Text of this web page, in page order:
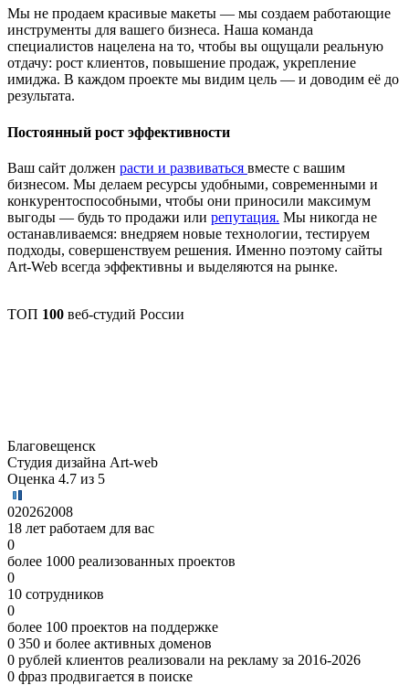
Мы не продаем красивые макеты — мы создаем работающие
инструменты для вашего бизнеса. Наша команда
специалистов нацелена на то, чтобы вы ощущали реальную
отдачу: рост клиентов, повышение продаж, укрепление
имиджа. В каждом проекте мы видим цель — и доводим её до
результата.
Постоянный рост эффективности
Ваш сайт должен расти и развиваться вместе с вашим
бизнесом. Мы делаем ресурсы удобными, современными и
конкурентоспособными, чтобы они приносили максимум
выгоды — будь то продажи или репутация. Мы никогда не
останавливаемся: внедряем новые технологии, тестируем
подходы, совершенствуем решения. Именно поэтому сайты
Art-Web всегда эффективны и выделяются на рынке.
ТОП 100 веб-студий России
Благовещенск
Студия дизайна Art-web
Оценка 4.7 из 5
020262008
18 лет работаем для вас
0
более 1000 реализованных проектов
0
10 сотрудников
0
более 100 проектов на поддержке
0 350 и более активных доменов
0 рублей клиентов реализовали на рекламу за 2016-2026
0 фраз продвигается в поиске